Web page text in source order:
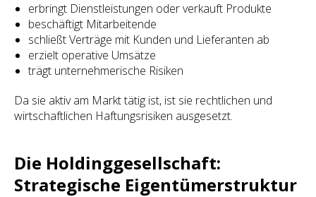
erbringt Dienstleistungen oder verkauft Produkte
beschäftigt Mitarbeitende
schließt Verträge mit Kunden und Lieferanten ab
erzielt operative Umsätze
trägt unternehmerische Risiken
Da sie aktiv am Markt tätig ist, ist sie rechtlichen und
wirtschaftlichen Haftungsrisiken ausgesetzt.
Die Holdinggesellschaft:
Strategische Eigentümerstruktur